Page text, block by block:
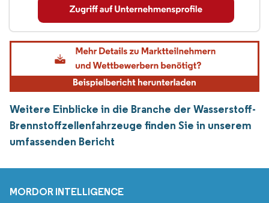
Weitere Einblicke in die Branche der Wasserstoff-
Brennstoffzellenfahrzeuge finden Sie in unserem
umfassenden Bericht
MORDOR INTELLIGENCE